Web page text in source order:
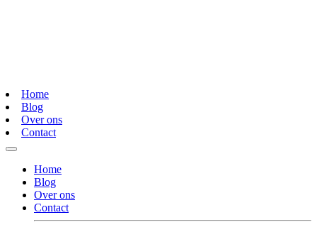
Home
Blog
Over ons
Contact
Home
Blog
Over ons
Contact